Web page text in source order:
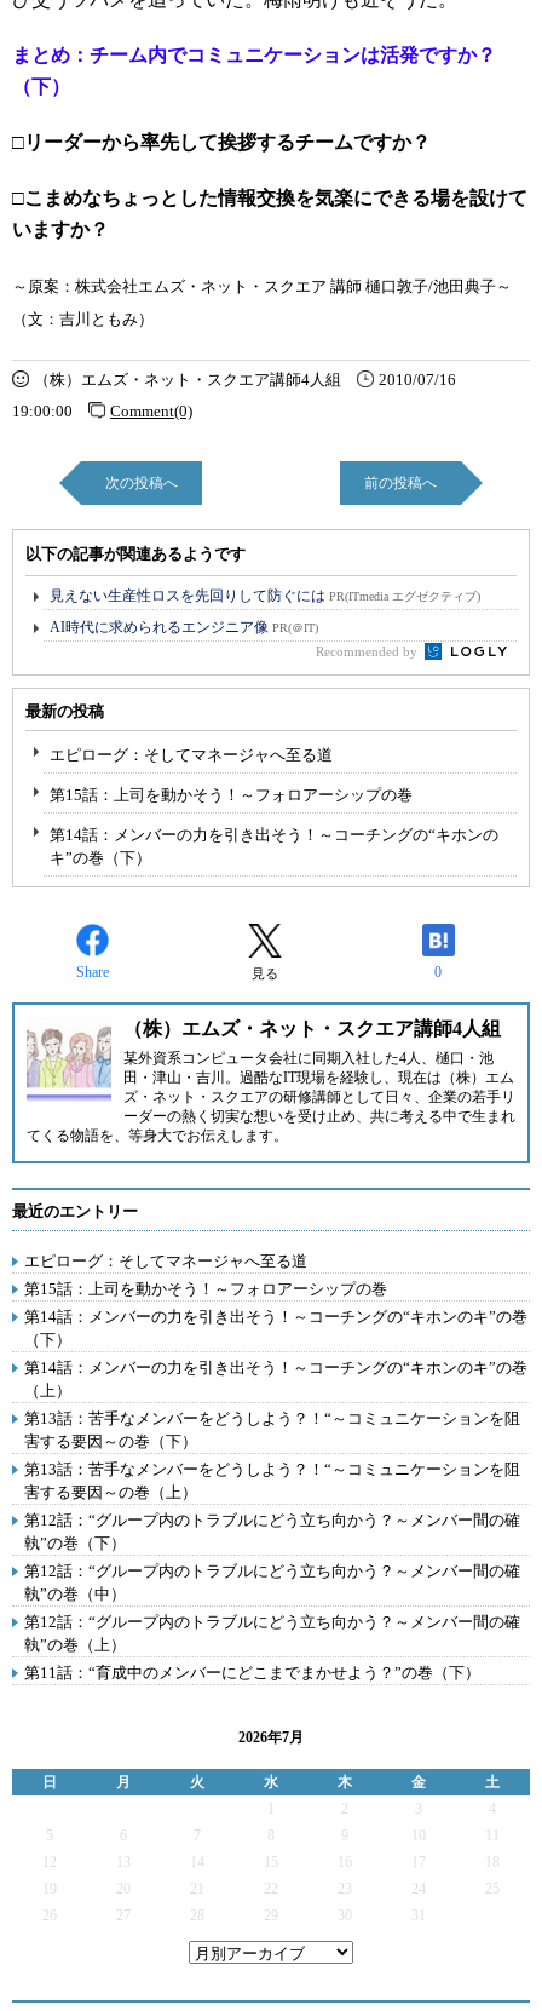
まとめ：チーム内でコミュニケーションは活発ですか？
（下）
□リーダーから率先して挨拶するチームですか？
□こまめなちょっとした情報交換を気楽にできる場を設けて
いますか？
～原案：株式会社エムズ・ネット・スクエア 講師 樋口敦子/池田典子～
（文：吉川ともみ）
（株）エムズ・ネット・スクエア講師4人組
2010/07/16
19:00:00
Comment(0)
次の投稿へ 前の投稿へ
以下の記事が関連あるようです
見えない生産性ロスを先回りして防ぐには PR(ITmedia エグゼクティブ)
AI時代に求められるエンジニア像 PR(＠IT)
Recommended by
最新の投稿
エピローグ：そしてマネージャへ至る道
第15話：上司を動かそう！～フォロアーシップの巻
第14話：メンバーの力を引き出そう！～コーチングの“キホンの
キ”の巻（下）
Share 見る 0
（株）エムズ・ネット・スクエア講師4人組
某外資系コンピュータ会社に同期入社した4人、樋口・池
田・津山・吉川。過酷なIT現場を経験し、現在は （株）エム
ズ・ネット・スクエアの研修講師として日々、企業の若手リ
ーダーの熱く切実な想いを受け止め、共に考える中で生まれ
てくる物語を、等身大でお伝えします。
最近のエントリー
エピローグ：そしてマネージャへ至る道
第15話：上司を動かそう！～フォロアーシップの巻
第14話：メンバーの力を引き出そう！～コーチングの“キホンのキ”の巻
（下）
第14話：メンバーの力を引き出そう！～コーチングの“キホンのキ”の巻
（上）
第13話：苦手なメンバーをどうしよう？！“～コミュニケーションを阻
害する要因～の巻（下）
第13話：苦手なメンバーをどうしよう？！“～コミュニケーションを阻
害する要因～の巻（上）
第12話：“グループ内のトラブルにどう立ち向かう？～メンバー間の確
執”の巻（下）
第12話：“グループ内のトラブルにどう立ち向かう？～メンバー間の確
執”の巻（中）
第12話：“グループ内のトラブルにどう立ち向かう？～メンバー間の確
執”の巻（上）
第11話：“育成中のメンバーにどこまでまかせよう？”の巻（下）
2026年7月
日 月 火 水 木 金
土
2 3
4
5
6 7 9
12
13 14 15 16 17
19
20 21 22 23 24
25
26
27 28 29 30 31